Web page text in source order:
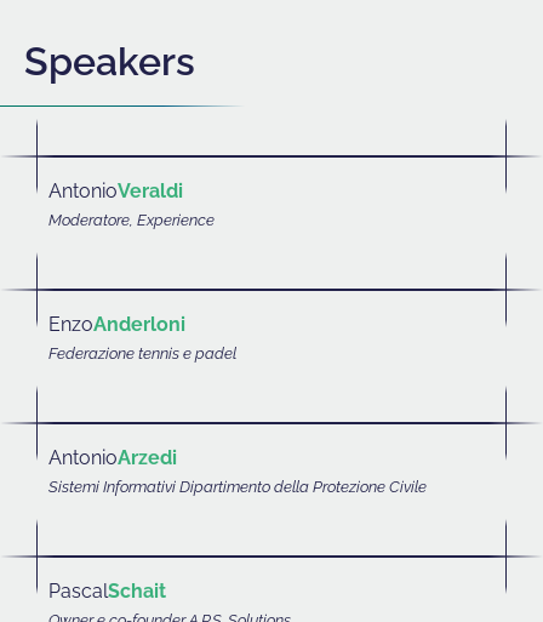
Speakers
AntonioVeraldi
Moderatore, Experience
EnzoAnderloni
Federazione tennis e padel
AntonioArzedi
Sistemi Informativi Dipartimento della Protezione Civile
PascalSchait